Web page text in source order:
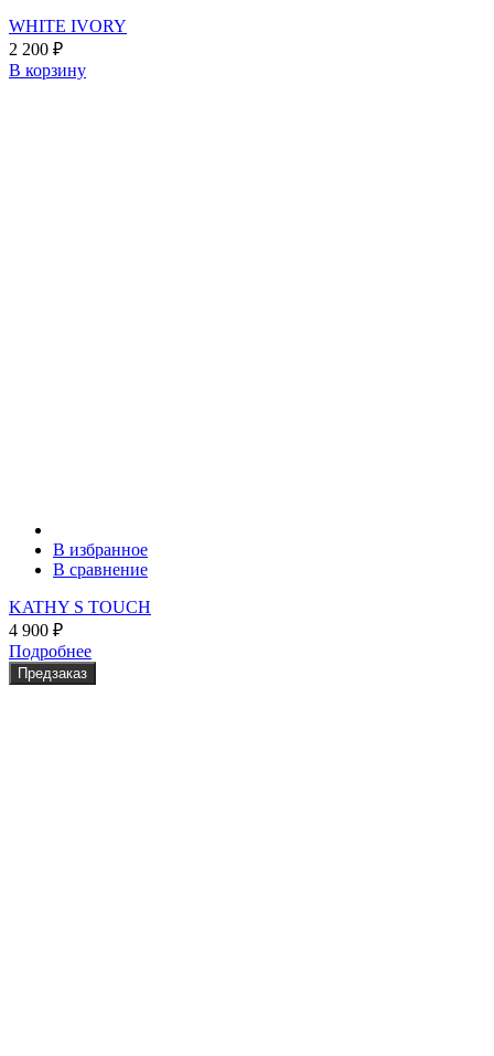
WHITE IVORY
2 200 ₽
В корзину
В избранное
В сравнение
KATHY S TOUCH
4 900 ₽
Подробнее
Предзаказ